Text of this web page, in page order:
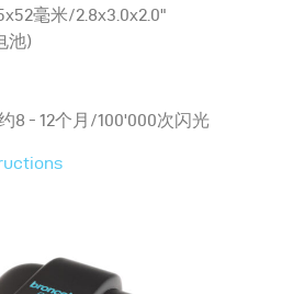
毫米/2.8x3.0x2.0"
池)
8 - 12个月/100'000次闪光